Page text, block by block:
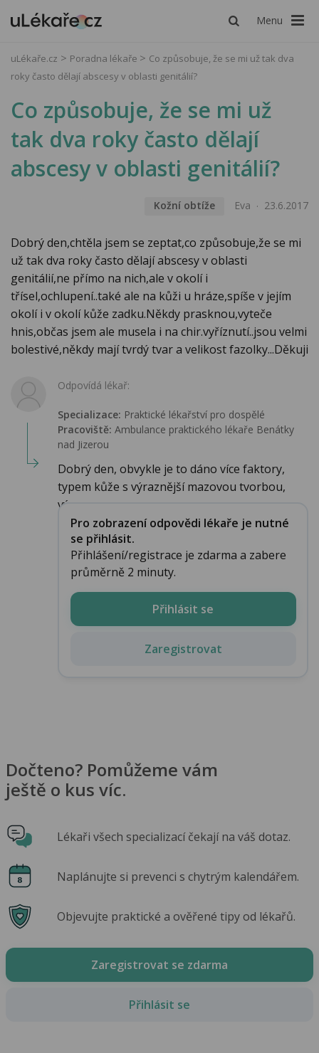
Menu
uLékaře.cz Poradna lékaře
Co způsobuje, že se mi už tak dva
roky často dělají abscesy v oblasti genitálií?
Co způsobuje, že se mi už
tak dva roky často dělají
abscesy v oblasti genitálií?
Kožní obtíže Eva 23.6.2017
Dobrý den,chtěla jsem se zeptat,co způsobuje,že se mi
už tak dva roky často dělají abscesy v oblasti
genitálií,ne přímo na nich,ale v okolí i
třísel,ochlupení..také ale na kůži u hráze,spíše v jejím
okolí i v okolí kůže zadku.Někdy prasknou,vyteče
hnis,občas jsem ale musela i na chir.vyříznutí..jsou velmi
bolestivé,někdy mají tvrdý tvar a velikost fazolky...Děkuji
Odpovídá lékař:
Specializace: Praktické lékařství pro dospělé
Pracoviště: Ambulance praktického lékaře Benátky
nad Jizerou
Dobrý den, obvykle je to dáno více faktory,
typem kůže s výraznější mazovou tvorbou,
výraz...
Pro zobrazení odpovědi lékaře je nutné
se přihlásit.
Přihlášení/registrace je zdarma a zabere
průměrně 2 minuty.
Přihlásit se
Zaregistrovat
Dočteno? Pomůžeme vám
ještě o kus víc.
Lékaři všech specializací čekají na váš dotaz.
Naplánujte si prevenci s chytrým kalendářem.
Objevujte praktické a ověřené tipy od lékařů.
Zaregistrovat se zdarma
Přihlásit se